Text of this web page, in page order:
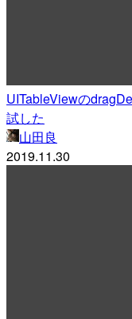
UITableViewの
試した
山田良
2019.11.30